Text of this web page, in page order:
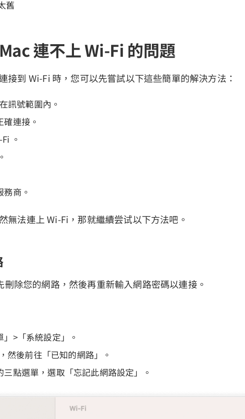
舊
連不上 Wi-Fi 的問題
接到 Wi-Fi 時，您可以先嘗試以下這些簡單的解決方法：
訊號範圍內。
連接。
。
商。
無法連上 Wi-Fi，那就繼續尝试以下方法吧。
刪除您的網路，然後再重新輸入網路密碼以連接。
>「系統設定」。
然後前往「已知的網路」。
點選單，選取「忘記此網路設定」。